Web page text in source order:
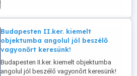
Budapesten II.ker. kiemelt
objektumba angolul jól beszélő
vagyonőrt keresünk!
Budapesten II.ker. kiemelt objektumba
angolul jól beszélő vagyonőrt keresünk!